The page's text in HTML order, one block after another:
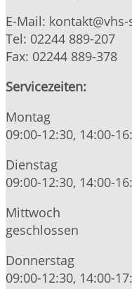
E-Mail:
Tel: 02244 889-207
Fax: 02244 889-378
Servicezeiten:
Montag
09:00-12:30, 14:00-
Dienstag
09:00-12:30, 14:00-
Mittwoch
geschlossen
Donnerstag
09:00-12:30, 14:00-